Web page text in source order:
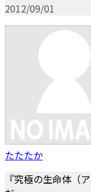
2012/09/01
たたたか
『究極の生命体（